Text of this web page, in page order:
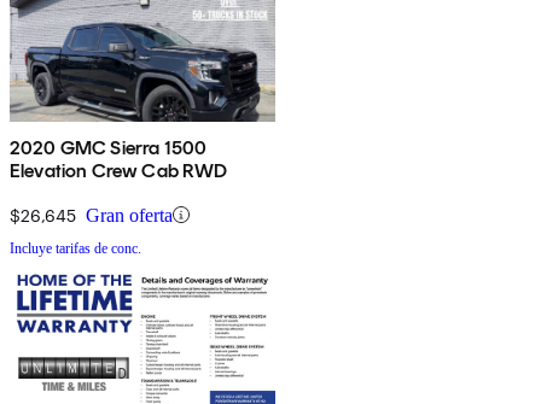
2020 GMC Sierra 1500
Elevation Crew Cab RWD
$26,645 Gran oferta
Incluye tarifas de conc.